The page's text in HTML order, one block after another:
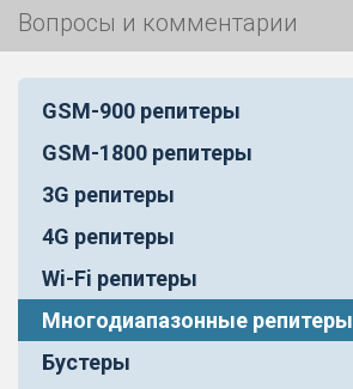
Вопросы и комментарии
GSM-900 репитеры
GSM-1800 репитеры
3G репитеры
4G репитеры
Wi-Fi репитеры
Многодиапазонные репитеры
Бустеры